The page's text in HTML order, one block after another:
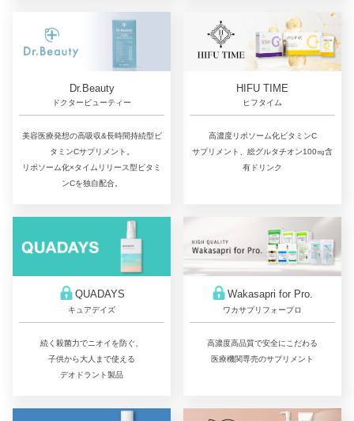
Dr.Beauty
ドクタービューティー
美容医療発想の高吸収&長時間持続型ビ
タミンCサプリメント。
リポソーム化×タイムリリース型ビタミ
ンCを独自配合。
HIFU TIME
ヒフタイム
高濃度リポソーム化ビタミンC
サプリメント、総グルタチオン100㎎含
有ドリンク
QUADAYS
キュアデイズ
続く殺菌力でニオイを防ぐ、
子供から大人まで使える
デオドラント製品
Wakasapri for Pro.
ワカサプリフォープロ
高濃度高品質で安全にこだわる
医療機関専売のサプリメント